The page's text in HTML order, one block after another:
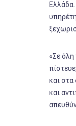
«Σε όλη
και στα
και